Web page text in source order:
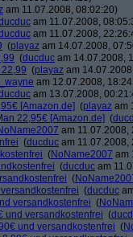
am 11.07.2008, 08:02:20)
am 11.07.2008,
am 11.07.2008,
(playaz am 14.07.2008,
(ducduc am 14.07.2008,
(playaz am
am 12.07.2008,
am 13.07.2008,
[Amazon.de] (playaz am
22,95€ [Amazon.de] (
am 11.07.2008,
(ducduc am 11.07.2008,
(NoName2007 am
(ducduc am
(
(ducduc
versandkostenfrei (
und versandkostenfrei (
und versandkostenfrei (